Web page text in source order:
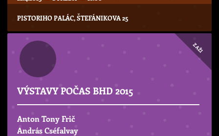
PISTORIHO PALÁC, ŠTEFÁNIKOVA 25
ZAŽI
VÝSTAVY POČAS BHD 2015
Anton Tony Frič
András Cséfalvay